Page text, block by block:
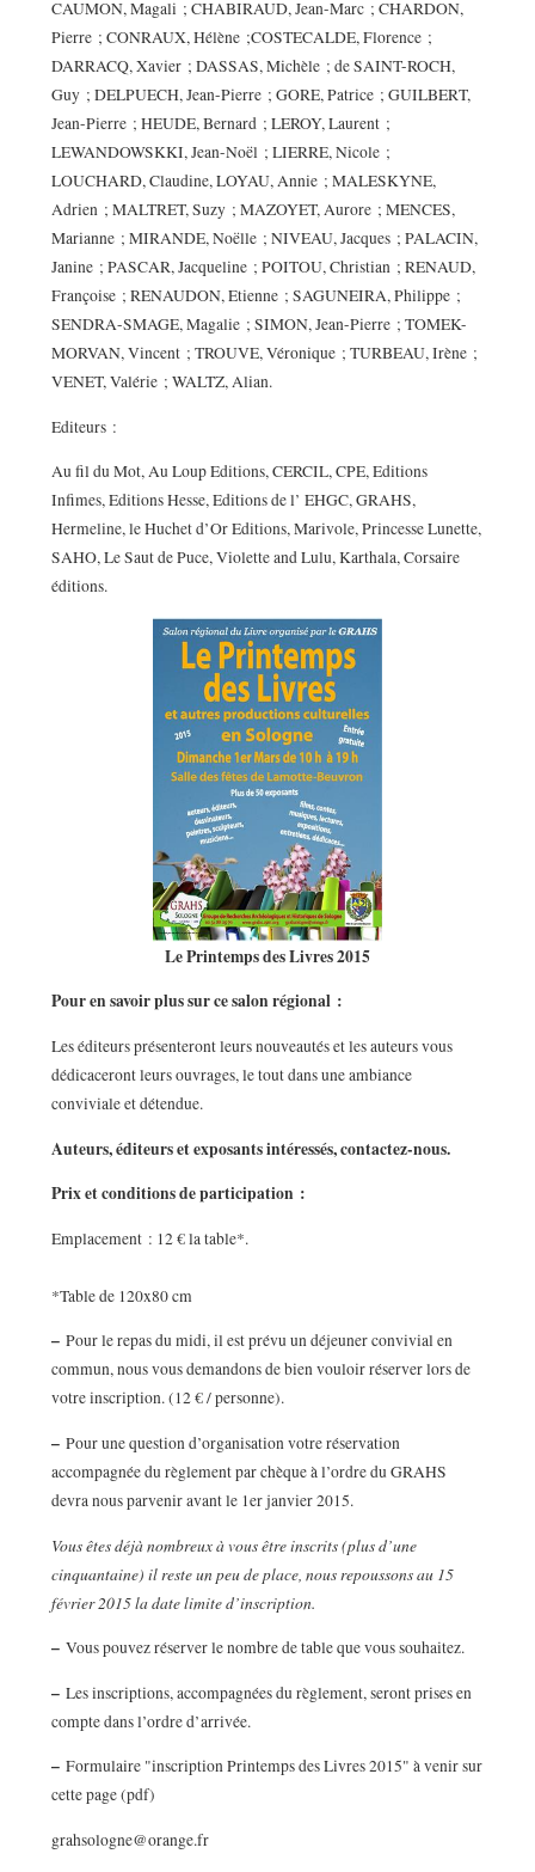
CAUMON, Magali ; CHABIRAUD, Jean-Marc ; CHARDON,
Pierre ; CONRAUX, Hélène ;COSTECALDE, Florence ;
DARRACQ, Xavier ; DASSAS, Michèle ; de SAINT-ROCH,
Guy ; DELPUECH, Jean-Pierre ; GORE, Patrice ; GUILBERT,
Jean-Pierre ; HEUDE, Bernard ; LEROY, Laurent ;
LEWANDOWSKKI, Jean-Noël ; LIERRE, Nicole ;
LOUCHARD, Claudine, LOYAU, Annie ; MALESKYNE,
Adrien ; MALTRET, Suzy ; MAZOYET, Aurore ; MENCES,
Marianne ; MIRANDE, Noëlle ; NIVEAU, Jacques ; PALACIN,
Janine ; PASCAR, Jacqueline ; POITOU, Christian ; RENAUD,
Françoise ; RENAUDON, Etienne ; SAGUNEIRA, Philippe ;
SENDRA-SMAGE, Magalie ; SIMON, Jean-Pierre ; TOMEK-
MORVAN, Vincent ; TROUVE, Véronique ; TURBEAU, Irène ;
VENET, Valérie ; WALTZ, Alian.
Editeurs :
Au fil du Mot, Au Loup Editions, CERCIL, CPE, Editions
Infimes, Editions Hesse, Editions de l’ EHGC, GRAHS,
Hermeline, le Huchet d’Or Editions, Marivole, Princesse Lunette,
SAHO, Le Saut de Puce, Violette and Lulu, Karthala, Corsaire
éditions.
Le Printemps des Livres 2015
Pour en savoir plus sur ce salon régional :
Les éditeurs présenteront leurs nouveautés et les auteurs vous
dédicaceront leurs ouvrages, le tout dans une ambiance
conviviale et détendue.
Auteurs, éditeurs et exposants intéressés, contactez-nous.
Prix et conditions de participation :
Emplacement : 12 € la table*.
*Table de 120x80 cm
–Pour le repas du midi, il est prévu un déjeuner convivial en
commun, nous vous demandons de bien vouloir réserver lors de
votre inscription. (12 € / personne).
–Pour une question d’organisation votre réservation
accompagnée du règlement par chèque à l’ordre du GRAHS
devra nous parvenir avant le 1er janvier 2015.
Vous êtes déjà nombreux à vous être inscrits (plus d’une
cinquantaine) il reste un peu de place, nous repoussons au 15
février 2015 la date limite d’inscription.
–Vous pouvez réserver le nombre de table que vous souhaitez.
–Les inscriptions, accompagnées du règlement, seront prises en
compte dans l’ordre d’arrivée.
–Formulaire "inscription Printemps des Livres 2015" à venir sur
cette page (pdf)
grahsologne@orange.fr